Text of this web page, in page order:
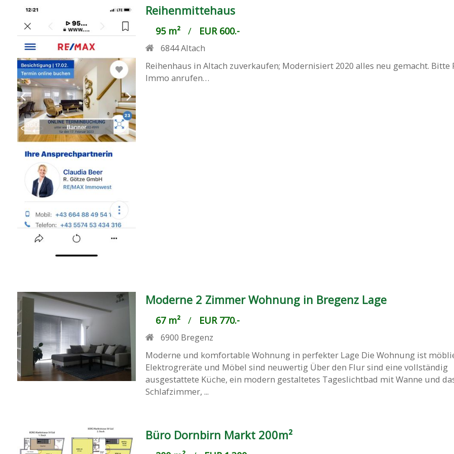
Reihenmittehaus
95 m²/ EUR 600.-
6844Altach
Reihenhaus in Altach zuverkaufen; Modernisiert 2020 alles neu gemacht. Bitte
Immo anrufen…
Moderne 2 Zimmer Wohnung in Bregenz Lage
67 m²/ EUR 770.-
6900 Bregenz
Moderne und komfortable Wohnung in perfekter Lage Die Wohnung ist
Elektrogreräte und Möbel sind neuwertig Über den Flur sind eine vollständig
ausgestattete Küche, ein modern gestaltetes Tageslichtbad mit Wanne und
Schlafzimmer, ...
Büro Dornbirn Markt 200m²